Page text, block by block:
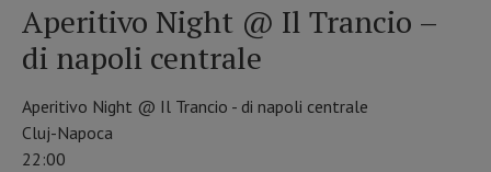
Aperitivo Night @ Il Trancio –
di napoli centrale
Aperitivo Night @ Il Trancio - di napoli centrale
Cluj-Napoca
22:00